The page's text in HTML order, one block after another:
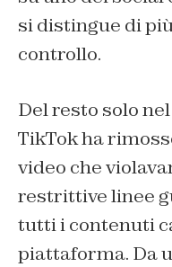
si distingue di
controllo.
Del resto solo
TikTok ha
video che
restrittive linee
tutti i contenuti
piattaforma. Da